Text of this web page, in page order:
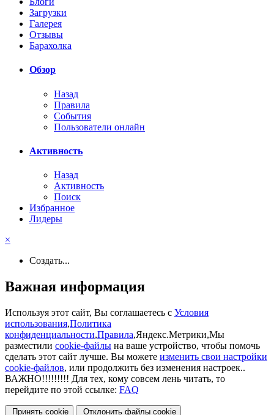
Загрузки
Галерея
Отзывы
Барахолка
Обзор
Назад
Правила
События
Пользователи онлайн
Активность
Назад
Активность
Поиск
Избранное
Лидеры
×
Создать...
Важная информация
Используя этот сайт, Вы соглашаетесь с Условия
использования,Политика
конфиденциальности,Правила,Яндекс.Метрики,Мы
разместили cookie-файлы на ваше устройство, чтобы помочь
сделать этот сайт лучше. Вы можете изменить свои настройки
cookie-файлов, или продолжить без изменения настроек..
ВАЖНО!!!!!!!!! Для тех, кому совсем лень читать, то
перейдите по этой ссылке: FAQ
Принять cookie Отклонить файлы сookie